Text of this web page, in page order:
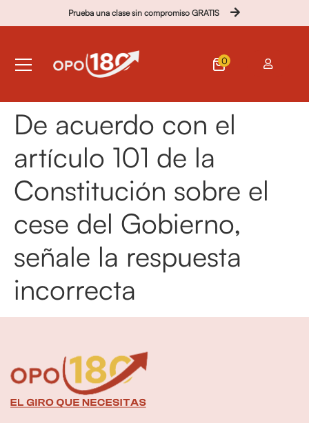
Prueba una clase sin compromiso GRATIS
0
De acuerdo con el
artículo 101 de la
Constitución sobre el
cese del Gobierno,
señale la respuesta
incorrecta